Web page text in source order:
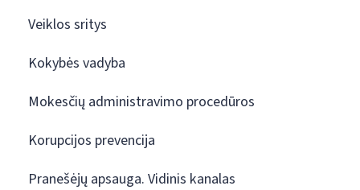
Veiklos sritys
Kokybės vadyba
Mokesčių administravimo procedūros
Korupcijos prevencija
Pranešėjų apsauga. Vidinis kanalas